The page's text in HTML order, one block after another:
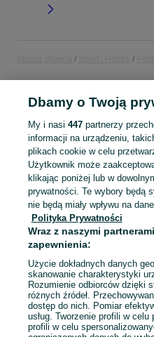
SPORT I HOBBY
KATEGORIA
Mapa kategorii
Mapa miejscowości
Mapa ministron
Popularne wyszukiwania
Dbamy o Twoją
My i nasi 447partnerzy
informacji na urządzeniu,
plikach cookie w celu
Użytkownik może
klikając poniżej lub w
prywatności. Te wybory będą
nie będą miały wpływu na
Polityka Prywatności
Wraz z naszymi
zapewnienia:
Użycie dokładnych danych
skanowanie charakterystyki
Rozumienie odbiorców dzięki
różnych źródeł.
dostęp do nich. Pomiar
usług. Tworzenie profili w
profili w celu